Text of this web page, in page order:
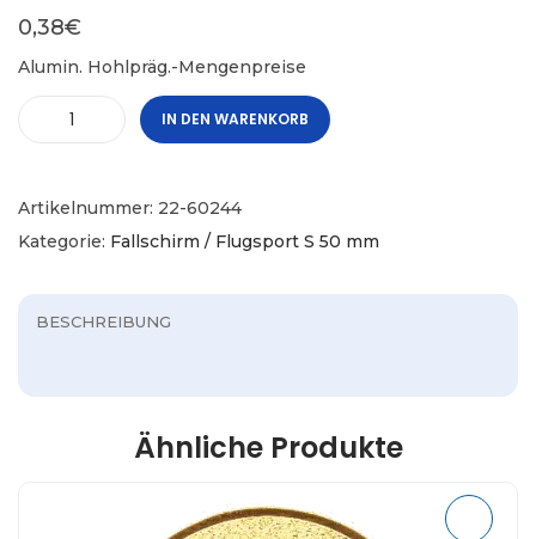
0,38€
Alumin. Hohlpräg.-Mengenpreise
IN DEN WARENKORB
Artikelnummer: 22-60244
Kategorie: Fallschirm / Flugsport S 50 mm
BESCHREIBUNG
Ähnliche Produkte